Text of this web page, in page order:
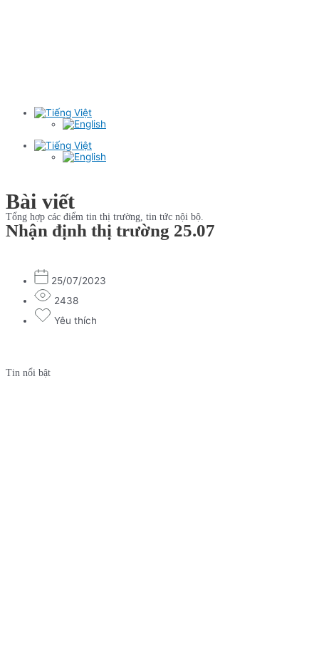
Bài viết
Tổng hợp các điểm tin thị trường, tin tức nội bộ.
Nhận định thị trường 25.07
25/07/2023
2438
Yêu thích
Tin nổi bật